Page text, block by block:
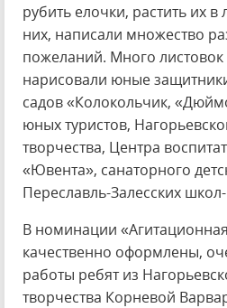
рубить елочки, растить их в
них, написали множество
пожеланий. Много листовок
нарисовали юные
садов «Колокольчик,
юных туристов,
творчества, Центра
«Ювента», санаторного
Переславль-Залесских
В номинации
качественно оформлены,
работы ребят из
творчества Корневой